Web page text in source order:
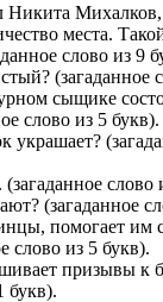
Никита Михалков,
места.
слово из 9
(загаданное
сыщике
слово из 5 букв).
украшает?
слово
(загаданное
помогает им
слово из 5 букв).
призывы к
букв).